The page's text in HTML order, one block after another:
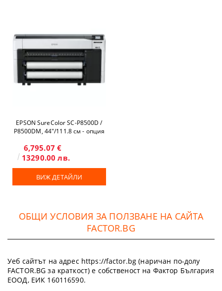
EPSON SureColor SC-P8500D /
P8500DM, 44"/111.8 см - опция
6,795.07 €
13290.00 лв.
ВИЖ ДЕТАЙЛИ
ОБЩИ УСЛОВИЯ ЗА ПОЛЗВАНЕ НА САЙТА
FACTOR.BG
Уеб сайтът на адрес https://factor.bg (наричан по-долу
FACTOR.BG за краткост) е собственост на Фактор България
ЕООД, ЕИК 160116590.